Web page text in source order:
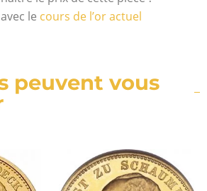
le cours de l’or actuel
peuvent vous